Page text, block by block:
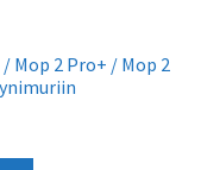
Mop 2 Pro+ / Mop 2